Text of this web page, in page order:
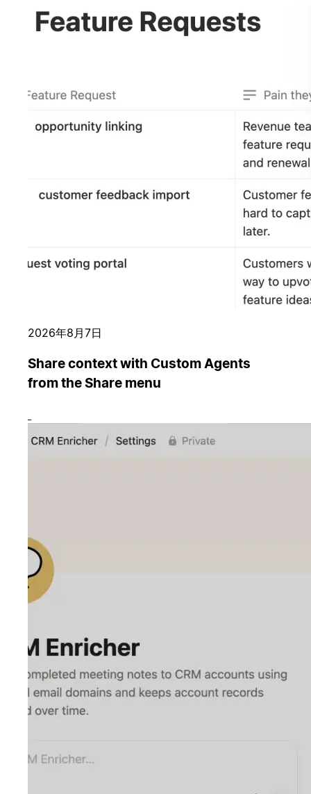
2026年8月7日
Share context with Custom Agents
from the Share menu